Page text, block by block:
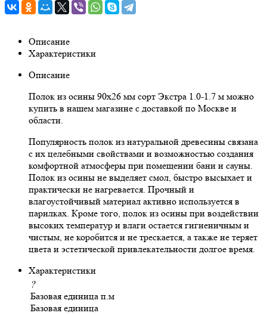
Описание
Характеристики
Описание
Полок из осины 90х26 мм сорт Экстра 1.0-1.7 м можно
купить в нашем магазине с доставкой по Москве и
области.
Популярность полок из натуральной древесины связана
с их целебными свойствами и возможностью создания
комфортной атмосферы при помещении бани и сауны.
Полок из осины не выделяет смол, быстро высыхает и
практически не нагревается. Прочный и
влагоустойчивый материал активно используется в
парилках. Кроме того, полок из осины при воздействии
высоких температур и влаги остается гигиеничным и
чистым, не коробится и не трескается, а также не теряет
цвета и эстетической привлекательности долгое время.
Характеристики
?
Базовая единица
Базовая единица
п.м